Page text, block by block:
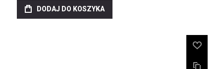
DODAJ DO KOSZYKA